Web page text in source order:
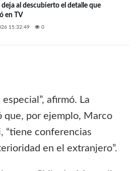
deja al descubierto el detalle que
en TV
15:32:49 0
afirmó. La
que, por ejemplo, Marco
“tiene conferencias
en el extranjero”.